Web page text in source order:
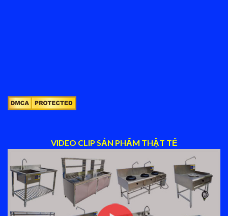
VIDEO CLIP SẢN PHẨM THẬT TẾ